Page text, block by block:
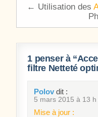
← Utilisation des
1 penser à “
filtre Netteté
Polov dit :
5 mars 2015 à 13 h
Mise à jour :